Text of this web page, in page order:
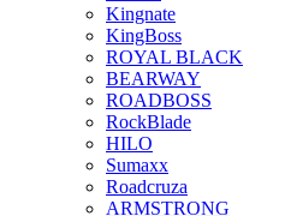
Kingnate
KingBoss
ROYAL BLACK
BEARWAY
ROADBOSS
RockBlade
HILO
Sumaxx
Roadcruza
ARMSTRONG